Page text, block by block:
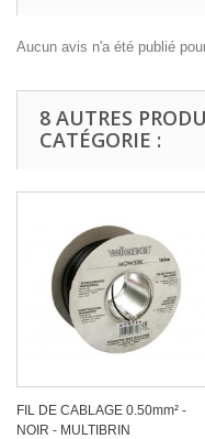
Aucun avis n'a été publié
8 AUTRES
CATÉGORIE :
FIL DE CABLAGE 0.50mm² -
NOIR - MULTIBRIN